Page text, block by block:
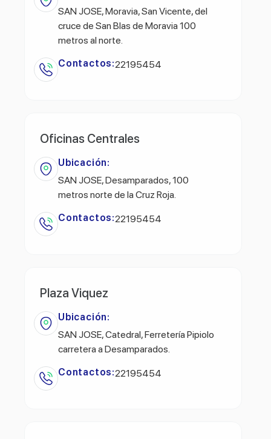
SAN JOSE, Moravia, San Vicente, del
cruce de San Blas de Moravia 100
metros al norte.
Contactos:22195454
Oficinas Centrales
Ubicación:
SAN JOSE, Desamparados, 100
metros norte de la Cruz Roja.
Contactos:22195454
Plaza Viquez
Ubicación:
SAN JOSE, Catedral, Ferretería Pipiolo
carretera a Desamparados.
Contactos:22195454